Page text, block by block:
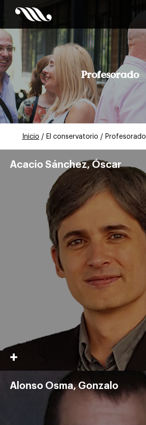
Profesorado
Inicio / El conservatorio / Profesorado
Acacio Sánchez, Óscar
Alonso Osma, Gonzalo